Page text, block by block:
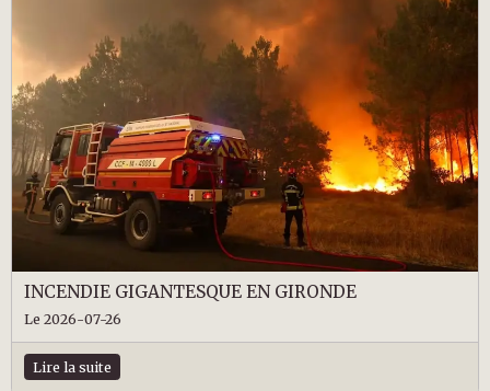
INCENDIE GIGANTESQUE EN GIRONDE
Le 2026-07-26
Lire la suite